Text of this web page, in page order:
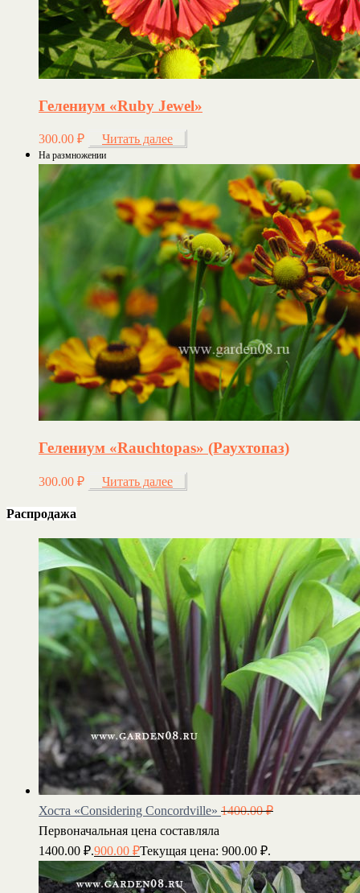
Гелениум «Ruby Jewel»
300.00 ₽ Читать далее
На размножении
Гелениум «Rauchtopas» (Раухтопаз)
300.00 ₽ Читать далее
Распродажа
Хоста «Considering Concordville» 1400.00₽
Первоначальная цена составляла
1400.00 ₽.900.00 ₽Текущая цена: 900.00 ₽.